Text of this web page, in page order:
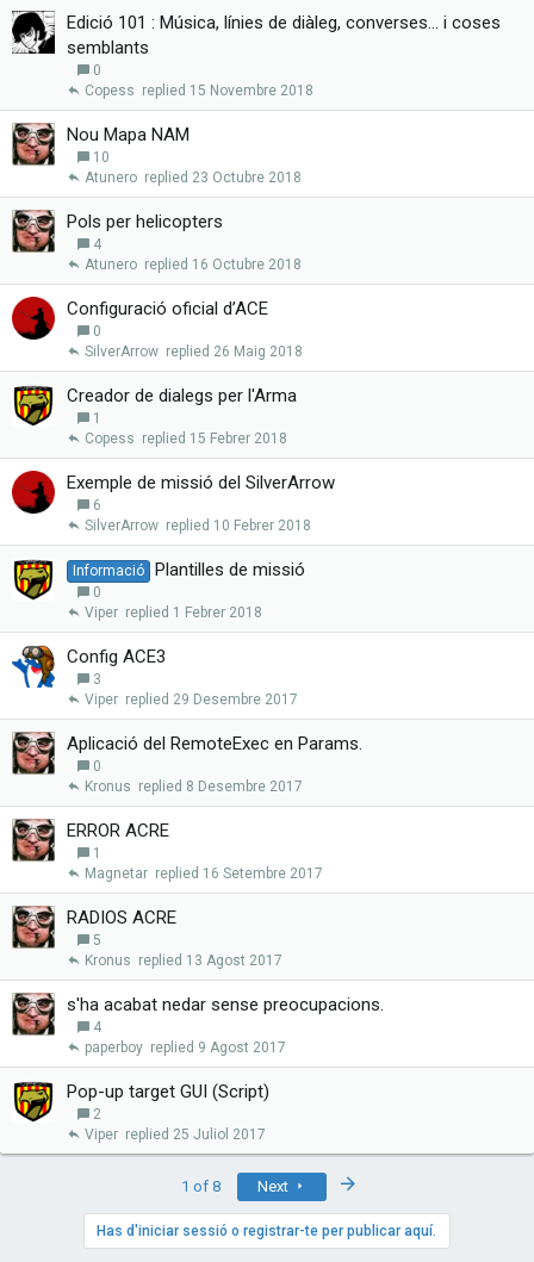
Edició 101 : Música, línies de diàleg, converses... i coses
semblants
0
15 Novembre 2018
Copess
Nou Mapa NAM
10
23 Octubre 2018
Atunero
Pols per helicopters
4
16 Octubre 2018
Atunero
Configuració oficial d’ACE
0
26 Maig 2018
SilverArrow
Creador de dialegs per l'Arma
1
15 Febrer 2018
Copess
Exemple de missió del SilverArrow
6
10 Febrer 2018
SilverArrow
Informació Plantilles de missió
0
1 Febrer 2018
Viper
Config ACE3
3
29 Desembre 2017
Viper
Aplicació del RemoteExec en Params.
0
8 Desembre 2017
Kronus
ERROR ACRE
1
16 Setembre 2017
Magnetar
RADIOS ACRE
5
13 Agost 2017
Kronus
s'ha acabat nedar sense preocupacions.
4
9 Agost 2017
paperboy
Pop-up target GUI (Script)
2
25 Juliol 2017
Viper
1 of 8 Next
Has d'iniciar sessió o registrar-te per publicar aquí.